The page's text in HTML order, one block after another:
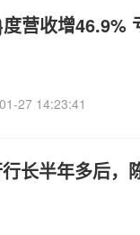
营收增46.9%
27 14:23:41
长半年多后，